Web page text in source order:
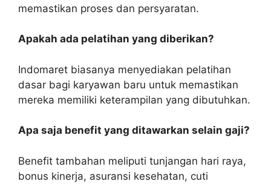
memastikan proses dan persyaratan.
Apakah ada pelatihan yang diberikan?
Indomaret biasanya menyediakan pelatihan
dasar bagi karyawan baru untuk memastikan
mereka memiliki keterampilan yang dibutuhkan.
Apa saja benefit yang ditawarkan selain gaji?
Benefit tambahan meliputi tunjangan hari raya,
bonus kinerja, asuransi kesehatan, cuti